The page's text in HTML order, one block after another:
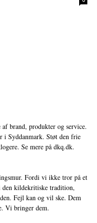
brand, produkter og service.
i Syddanmark. Støt den frie
Se mere på dkq.dk.
Fordi vi ikke tror på et
kildekritiske tradition,
Fejl kan og vil ske. Dem
Vi bringer dem.